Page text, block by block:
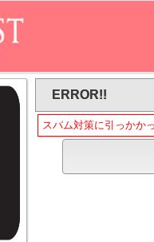
ERROR!!
スパム対策に引っかか